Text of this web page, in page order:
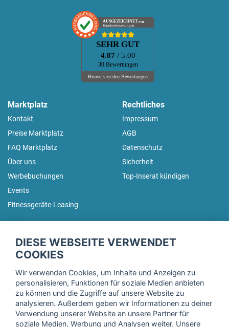
AUSGEZEICHNET.org
Kundenbewertungen
SEHR GUT
4.87 / 5.00
30 Bewertungen
Hinweis zu den Bewertungen
Marktplatz
Kontakt
Preise Marktplatz
FAQ Marktplatz
Über uns
Werbebuchungen
Events
Fitnessgeräte-Leasing
Rechtliches
Impressum
AGB
Datenschutz
Sicherheit
Top-Inserat kündigen
Trage dich hier für unseren Newsletter ein und erhalte regelmäßig
Ich stimme der Verarbeitung meiner Daten, wie in der
Einwilligungserklärungder fitnessmarkt.de services GmbH
DIESE WEBSEITE VERWENDET
COOKIES
Wir verwenden Cookies, um Inhalte und Anzeigen zu
personalisieren, Funktionen für soziale Medien anbieten
zu können und die Zugriffe auf unsere Website zu
analysieren. Außerdem geben wir Informationen zu deiner
Verwendung unserer Website an unsere Partner für
soziale Medien, Werbung und Analysen weiter. Unsere